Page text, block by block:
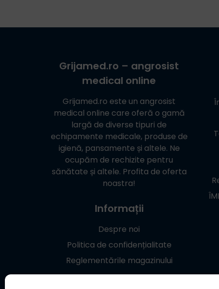
Grijamed.ro – angrosist
medical online
Grijamed.ro este un angrosist
medical online care oferă o gamă
largă de diverse tipuri de
echipamente medicale, produse de
igienă, pansamente și altele. Ne
ocupăm de rechizite pentru
sănătate și altele. Profita de oferta
noastra!
Informații
Despre noi
Politica de confidențialitate
Reglementările magazinului